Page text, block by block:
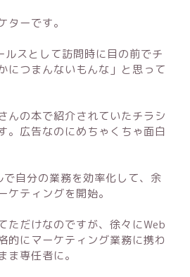
ターです。
スとして訪問時に目の前でチ
につまんないもんな」と思って
んの本で紹介されていたチラシ
。広告なのにめちゃくちゃ面白
自分の業務を効率化して、余
ケティングを開始。
ただけなのですが、徐々にWeb
的にマーケティング業務に携わ
ま専任者に。